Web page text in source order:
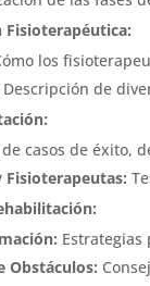
Fisioterapéutica:
los
Descripción de
casos de éxito,
Fisioterapeutas:
Obstáculos: